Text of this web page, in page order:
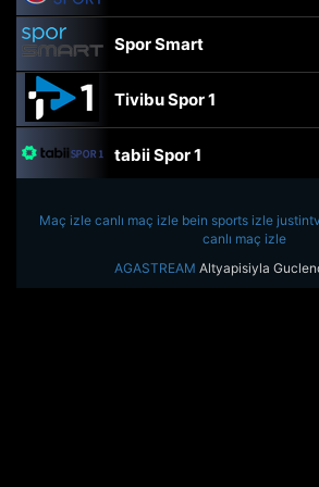
Spor Smart
Tivibu Spor 1
tabii Spor 1
TRT Spor
beIN Sports Haber
Maç izle canlı maç izle bein sports izle
canlı maç izle
AGASTREAM Altyapisiyla